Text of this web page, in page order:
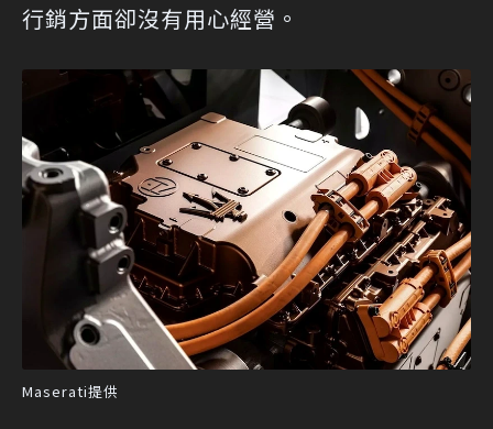
行銷方面卻沒有用心經營。
Maserati提供